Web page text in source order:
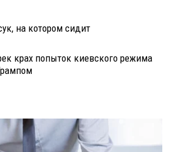
на котором сидит
крах попыток киевского режима